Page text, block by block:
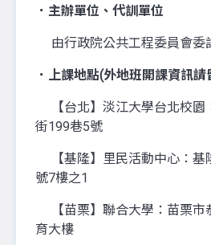
．主辦單位、代訓單位
由行政院公共工程委員會委
．上課地點(外地班開課資訊
【台北】淡江大學台北校園
街199巷5號
【基隆】里民活動中心：基
號7樓之1
【苗栗】聯合大學：苗栗市
育大樓